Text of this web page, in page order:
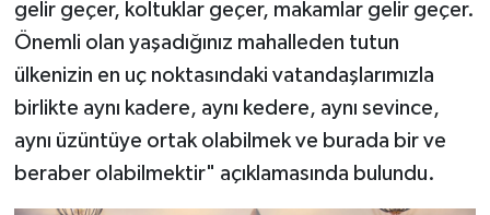
gelir geçer, koltuklar geçer, makamlar gelir geçer.
Önemli olan yaşadığınız mahalleden tutun
ülkenizin en uç noktasındaki vatandaşlarımızla
birlikte aynı kadere, aynı kedere, aynı sevince,
aynı üzüntüye ortak olabilmek ve burada bir ve
beraber olabilmektir" açıklamasında bulundu.